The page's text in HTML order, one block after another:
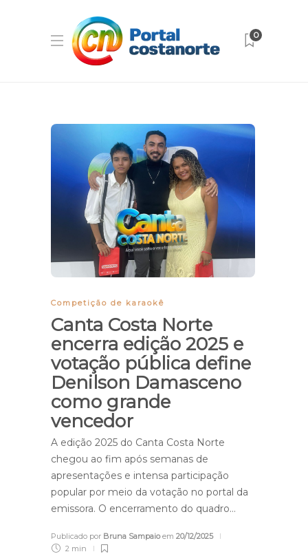
0
Competição de karaokê
Canta Costa Norte
encerra edição 2025 e
votação pública define
Denilson Damasceno
como grande
vencedor
A edição 2025 do Canta Costa Norte
chegou ao fim após semanas de
apresentações e intensa participação
popular por meio da votação no portal da
emissora. O encerramento do quadro…
Publicado por Bruna Sampaioem 20/12/2025
2 min